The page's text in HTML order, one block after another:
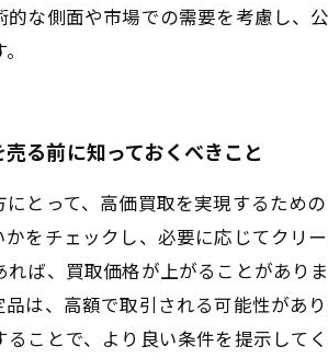
な側面や市場での需要を考慮し、
る前に知っておくべきこと
とって、高価買取を実現するため
をチェックし、必要に応じてクリ
ば、買取価格が上がることがあり
は、高額で取引される可能性があ
ことで、より良い条件を提示して